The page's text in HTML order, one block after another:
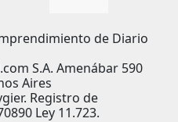
de Diario
S.A. Amenábar 590
Aires
Registro de
Ley 11.723.